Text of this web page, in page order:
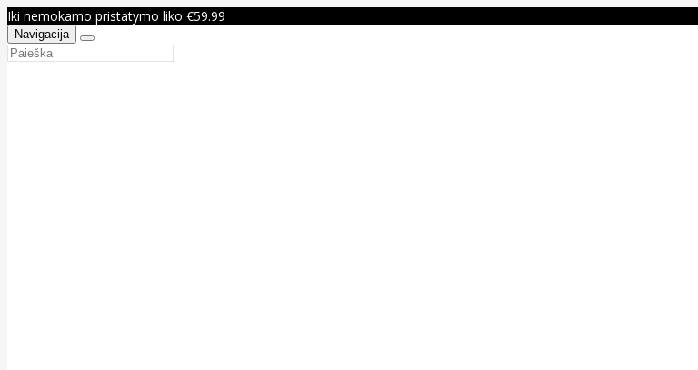
Iki nemokamo pristatymo liko €59.99
Navigacija